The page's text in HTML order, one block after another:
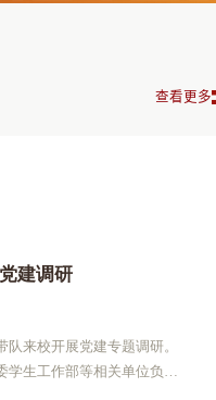
查看更多
局机关第二党支部
推动学校党建工作提质增
政第三党支部与宁波市教
面从严治党工作会
全面从严治党工作会议隆
。
建调研
来校开展党建专题调研。
生工作部等相关单位负责